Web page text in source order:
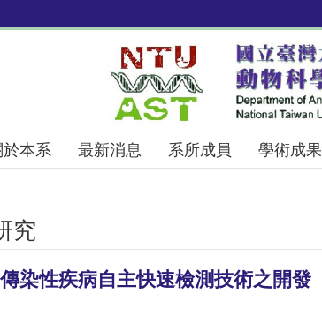
於本系 最新消息 系所成員 學術成果
究
染性疾病自主快速檢測技術之開發